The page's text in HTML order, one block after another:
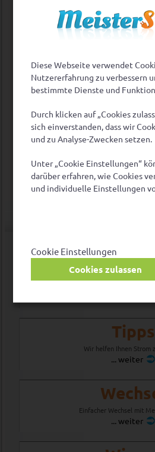
Häufige
Probleme beim Wechsel?
Fragen zur Abrechnung
Meine Strombelieferung
Alle häufigen Fragen
Information und Service
FAQ
Tipps
Wir helfen Ihnen Strom
... weiter
Einfacher Wechsel mit
... weiter
Diese Webseite verwendet
Nutzererfahrung zu verbessern
bestimmte Dienste und
Durch klicken auf „Cookies
sich einverstanden, dass wir
und zu Analyse-Zwecken setzen.
Unter „Cookie Einstellungen“
darüber erfahren, wie Cookies
und individuelle Einstellungen
Cookie Einstellungen
Cookies zulassen